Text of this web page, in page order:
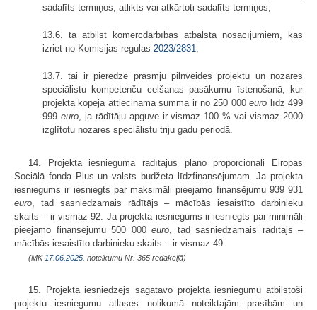
sadalīts termiņos, atlikts vai atkārtoti sadalīts termiņos;
13.6. tā atbilst komercdarbības atbalsta nosacījumiem, kas
izriet no Komisijas regulas 2023/2831 ;
13.7. tai ir pieredze prasmju pilnveides projektu un nozares
speciālistu kompetenču celšanas pasākumu īstenošanā, kur
projekta kopējā attiecināmā summa ir no 250 000euro līdz 499
999 euro, ja rādītāju apguve ir vismaz 100 % vai vismaz 2000
izglītotu nozares speciālistu triju gadu periodā.
14. Projekta iesniegumā rādītājus plāno proporcionāli Eiropas
Sociālā fonda Plus un valsts budžeta līdzfinansējumam. Ja projekta
iesniegums ir iesniegts par maksimāli pieejamo finansējumu 939 931
euro , tad sasniedzamais rādītājs – mācībās iesaistīto darbinieku
skaits – ir vismaz 92. Ja projekta iesniegums ir iesniegts par minimāli
pieejamo finansējumu 500 000 euro , tad sasniedzamais rādītājs –
mācībās iesaistīto darbinieku skaits – ir vismaz 49.
(MK 17.06.2025. noteikumu Nr. 365 redakcijā)
15. Projekta iesniedzējs sagatavo projekta iesniegumu atbilstoši
projektu iesniegumu atlases nolikumā noteiktajām prasībām un